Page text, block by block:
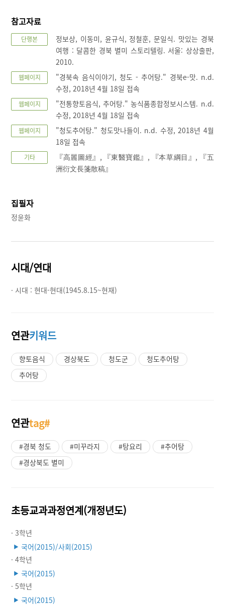
참고자료
단행본
정보상, 이동미, 윤규식, 정철훈, 문일식. 맛있는 경북
여행 : 달콤한 경북 별미 스토리텔링. 서울: 상상출판,
2010.
웹페이지
"경북속 음식이야기, 청도 - 추어탕." 경북e-맛. n.d.
수정, 2018년 4월 18일 접속
웹페이지
"전통향토음식, 추어탕." 농식품종합정보시스템. n.d.
수정, 2018년 4월 18일 접속
웹페이지
"청도추어탕." 청도맛나들이. n.d. 수정, 2018년 4월
18일 접속
기타
『高麗圖經』, 『東醫寶鑑』, 『本草綱目』, 『五
洲衍文長箋散稿』
집필자
정윤화
시대/연대
· 시대 :현대-현대(1945.8.15~현재)
연관키워드
향토음식 경상북도 청도군
청도추어탕
추어탕
연관tag#
#경북 청도 #미꾸라지 #탕요리
#추어탕
#경상북도 별미
초등교과과정연계(개정년도)
· 3학년
▶ 국어(2015)/사회(2015)
· 4학년
▶ 국어(2015)
· 5학년
▶ 국어(2015)